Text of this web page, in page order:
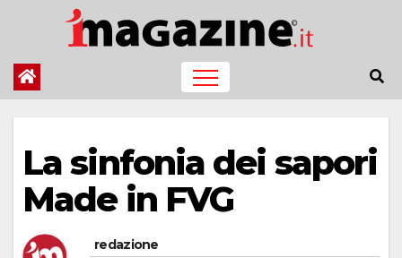
contenuto
La sinfonia dei sapori
Made in FVG
redazione